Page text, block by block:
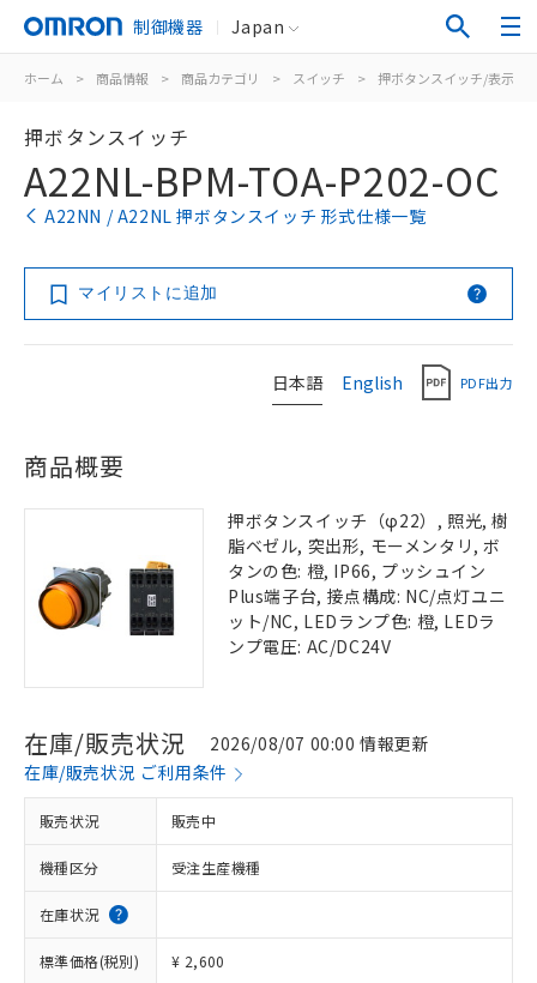
制御機器 Japan
ホーム > 商品情報 > 商品カテゴリ > スイッチ > 押ボタンスイッチ/表示灯
押ボタンスイッチ
A22NL-BPM-TOA-P202-OC
A22NN / A22NL 押ボタンスイッチ 形式仕様一覧
マイリストに追加
日本語 English PDF出力
商品概要
押ボタンスイッチ（φ22）, 照光, 樹
脂ベゼル, 突出形, モーメンタリ, ボ
タンの色: 橙, IP66, プッシュイン
Plus端子台, 接点構成: NC/点灯ユニ
ット/NC, LEDランプ色: 橙, LEDラ
ンプ電圧: AC/DC24V
在庫/販売状況
2026/08/07 00:00 情報更新
在庫/販売状況 ご利用条件
販売状況 販売中
機種区分 受注生産機種
在庫状況
標準価格(税別) ¥ 2,600